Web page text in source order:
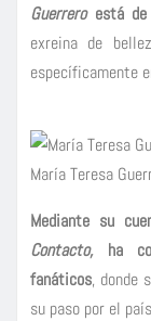
Guerrero está
exreina de
específicamente
María Teresa
Mediante su
Contacto,ha
fanáticos, donde
su paso por el